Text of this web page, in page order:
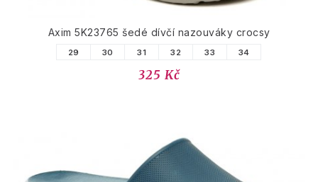
Axim 5K23765 šedé dívčí nazouváky crocsy
29 30 31 32 33 34
325 Kč